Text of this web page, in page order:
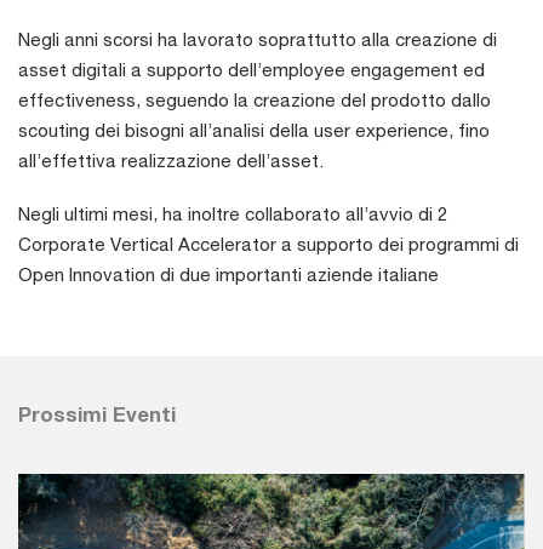
Negli anni scorsi ha lavorato soprattutto alla creazione di
asset digitali a supporto dell’employee engagement ed
effectiveness, seguendo la creazione del prodotto dallo
scouting dei bisogni all’analisi della user experience, fino
all’effettiva realizzazione dell’asset.
Negli ultimi mesi, ha inoltre collaborato all’avvio di 2
Corporate Vertical Accelerator a supporto dei programmi di
Open Innovation di due importanti aziende italiane
Prossimi Eventi